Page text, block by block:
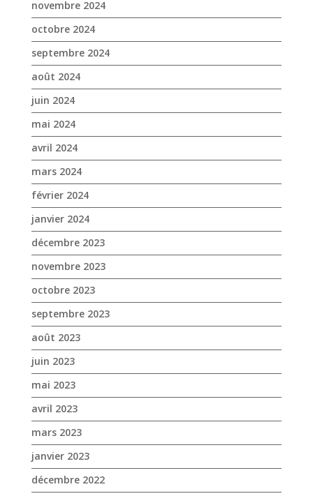
novembre 2024
octobre 2024
septembre 2024
août 2024
juin 2024
mai 2024
avril 2024
mars 2024
février 2024
janvier 2024
décembre 2023
novembre 2023
octobre 2023
septembre 2023
août 2023
juin 2023
mai 2023
avril 2023
mars 2023
janvier 2023
décembre 2022